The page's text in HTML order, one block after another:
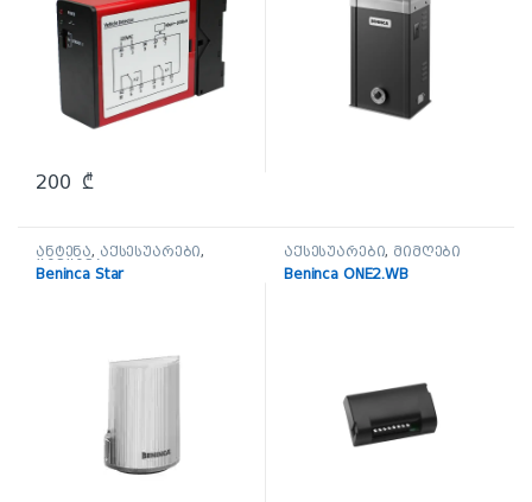
200 ₾
ანტენა, აქსესუარები,
ციმციმა
Beninca Star
აქსესუარები, მიმღები
Beninca ONE2.WB